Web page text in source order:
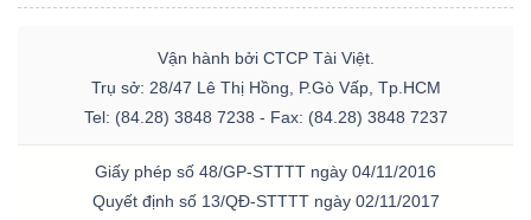
Vận hành bởi CTCP Tài Việt.
Trụ sở: 28/47 Lê Thị Hồng, P.Gò Vấp, Tp.HCM
Tel: (84.28) 3848 7238 - Fax: (84.28) 3848 7237
Giấy phép số 48/GP-STTTT ngày 04/11/2016
Quyết định số 13/QĐ-STTTT ngày 02/11/2017